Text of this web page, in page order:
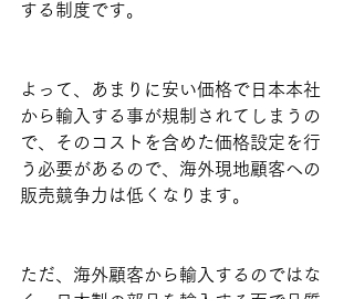
する制度です。
よって、あまりに安い価格で日本本社
から輸入する事が規制されてしまうの
で、そのコストを含めた価格設定を行
う必要があるので、海外現地顧客への
販売競争力は低くなります。
ただ、海外顧客から輸入するのではな